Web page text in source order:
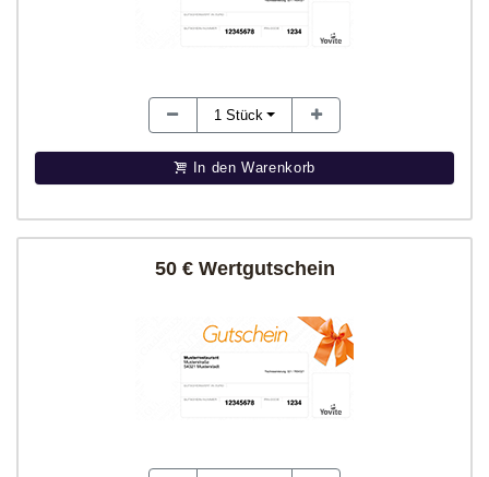
1 Stück
In den Warenkorb
50 € Wertgutschein